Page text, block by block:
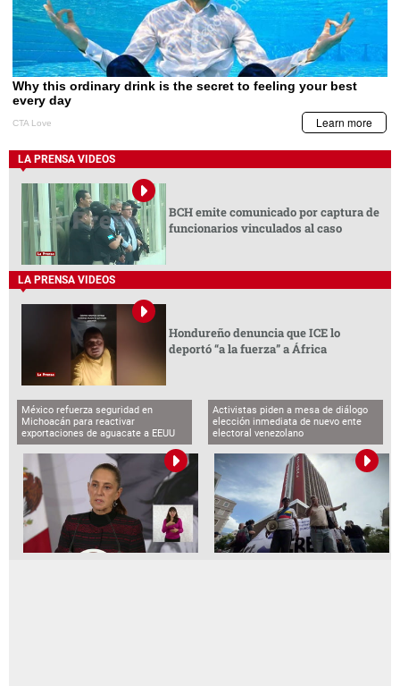
LA PRENSA VIDEOS
BCH emite comunicado por captura de
funcionarios vinculados al caso
LA PRENSA VIDEOS
Hondureño denuncia que ICE lo
deportó “a la fuerza” a África
México refuerza seguridad en
Michoacán para reactivar
exportaciones de aguacate a EEUU
Activistas piden a mesa de diálogo
elección inmediata de nuevo ente
electoral venezolano